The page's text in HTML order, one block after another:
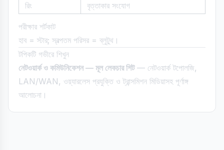
রিং
বৃত্তাকার সংযোগ
পরীক্ষার শর্টকাট
হাব = স্টার; স্বল্পতম পরিসর = ব্লুটুথ।
টপিকটি গভীরে শিখুন
নেটওয়ার্ক ও কমিউনিকেশন — মূল লেকচার শিট— নেটওয়ার্ক টপোলজি,
LAN/WAN, ওয়্যারলেস প্রযুক্তি ও ট্রান্সমিশন মিডিয়াসহ পূর্ণাঙ্গ
আলোচনা।